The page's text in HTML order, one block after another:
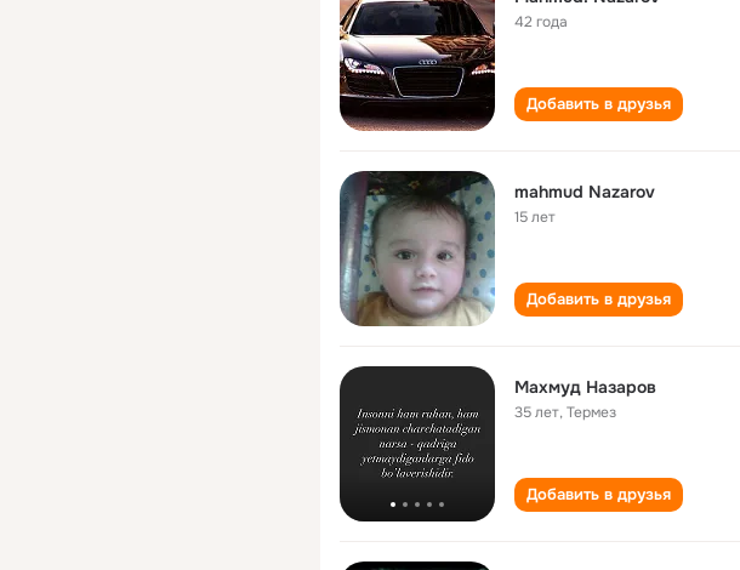
42 года
Добавить в друзья
mahmud Nazarov
15 лет
Добавить в друзья
Махмуд Назаров
35 лет,Термез
Добавить в друзья